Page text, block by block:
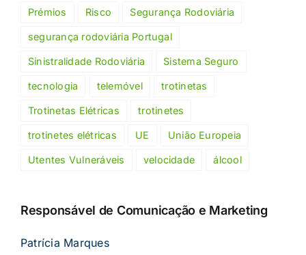
Prémios Risco Segurança Rodoviária
segurança rodoviária Portugal
Sinistralidade Rodoviária Sistema Seguro
tecnologia telemóvel trotinetas
Trotinetas Elétricas trotinetes
trotinetes elétricas UE União Europeia
Utentes Vulneráveis velocidade álcool
Responsável de Comunicação e Marketing
Patrícia Marques